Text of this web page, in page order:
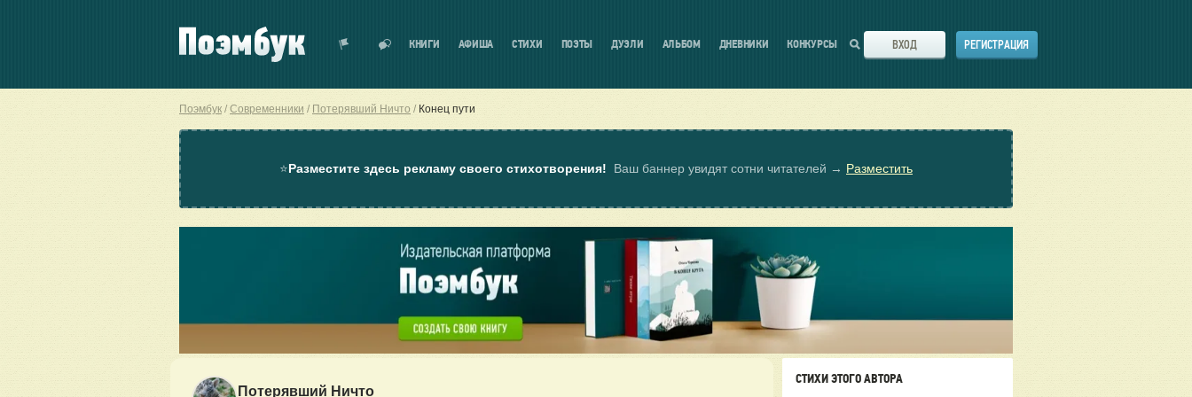
КНИГИ АФИША СТИХИ ПОЭТЫ ДУЭЛИ АЛЬБОМ ДНЕВНИКИ КОНКУРСЫ ВХОД РЕГИСТРАЦИЯ
Поэмбук Современники Потерявший Ничто Конец пути
⭐Разместите здесь рекламу своего стихотворения! Ваш баннер увидят сотни читателей → Разместить
Потерявший Ничто
СТИХИ ЭТОГО АВТОРА